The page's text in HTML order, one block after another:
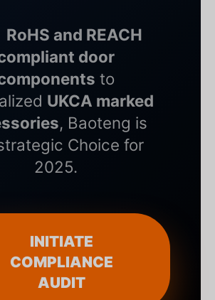
RoHS and REACH
door
to
UKCA marked
, Baoteng is
Choice for
2025.
INITIATE
COMPLIANCE
AUDIT